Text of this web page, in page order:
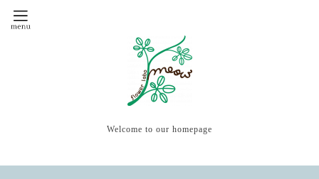
Welcome to our homepage